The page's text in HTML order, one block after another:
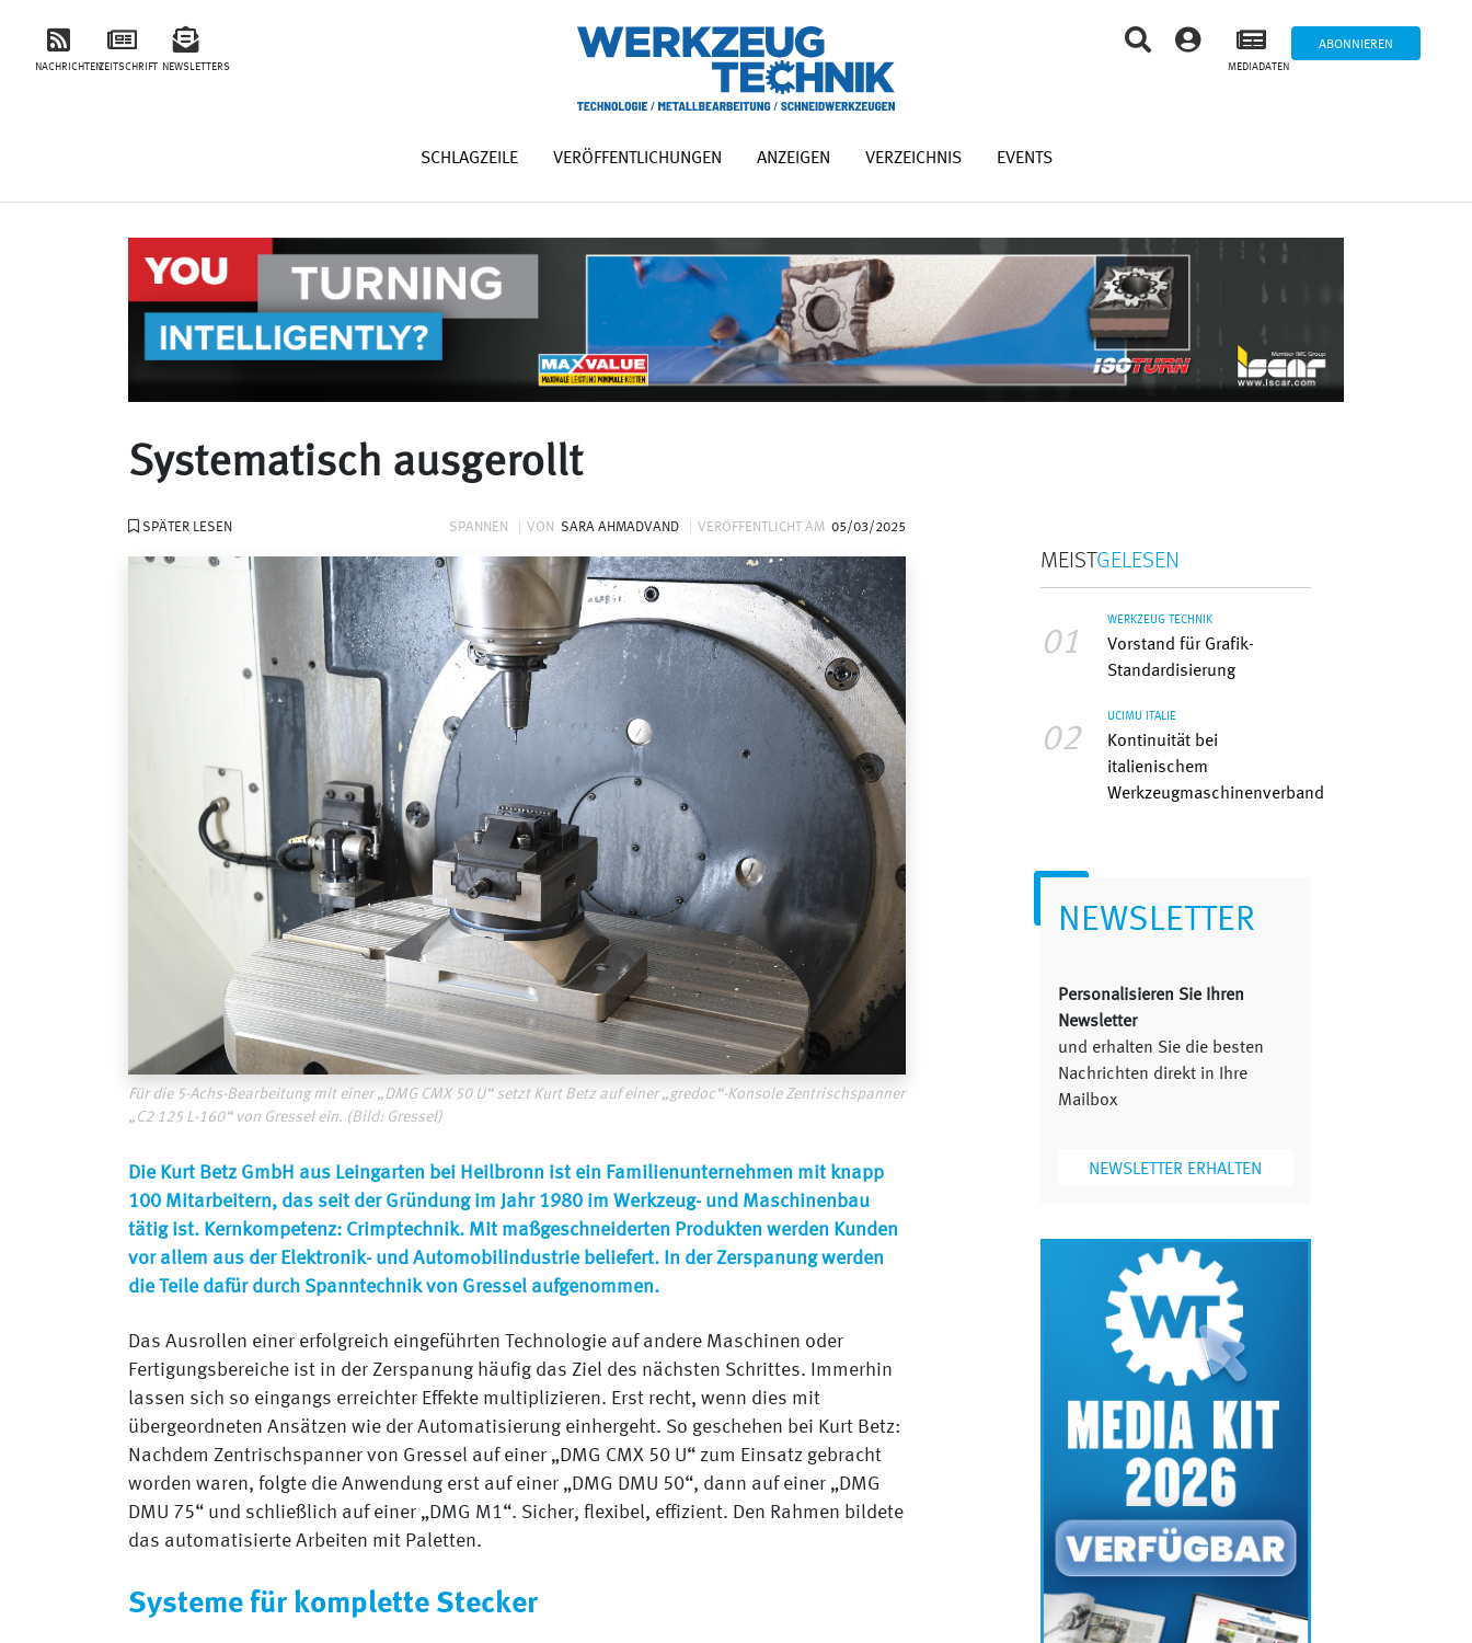
NACHRICHTENZEITSCHRIFT NEWSLETTERS MEDIADATEN
ABONNIEREN
SCHLAGZEILE VERÖFFENTLICHUNGEN ANZEIGEN VERZEICHNIS EVENTS
Systematisch ausgerollt
SPÄTER LESEN SPANNEN VON SARA AHMADVAND VERÖFFENTLICHT AM 05/03/2025
Für die 5-Achs-Bearbeitung mit einer „DMG CMX 50 U“ setzt Kurt Betz auf einer „gredoc“-Konsole Zentrischspanner
„C2 125 L-160“ von Gressel ein. (Bild: Gressel)
Die Kurt Betz GmbH aus Leingarten bei Heilbronn ist ein Familienunternehmen mit knapp
100 Mitarbeitern, das seit der Gründung im Jahr 1980 im Werkzeug- und Maschinenbau
tätig ist. Kernkompetenz: Crimptechnik. Mit maßgeschneiderten Produkten werden Kunden
vor allem aus der Elektronik- und Automobilindustrie beliefert. In der Zerspanung werden
die Teile dafür durch Spanntechnik von Gressel aufgenommen.
Das Ausrollen einer erfolgreich eingeführten Technologie auf andere Maschinen oder
Fertigungsbereiche ist in der Zerspanung häufig das Ziel des nächsten Schrittes. Immerhin
lassen sich so eingangs erreichter Effekte multiplizieren. Erst recht, wenn dies mit
übergeordneten Ansätzen wie der Automatisierung einhergeht. So geschehen bei Kurt Betz:
Nachdem Zentrischspanner von Gressel auf einer „DMG CMX 50 U“ zum Einsatz gebracht
worden waren, folgte die Anwendung erst auf einer „DMG DMU 50“, dann auf einer „DMG
DMU 75“ und schließlich auf einer „DMG M1“. Sicher, flexibel, effizient. Den Rahmen bildete
das automatisierte Arbeiten mit Paletten.
Systeme für komplette Stecker
MEISTGELESEN
01
WERKZEUG TECHNIK
Vorstand für Grafik-
Standardisierung
02
UCIMU ITALIE
Kontinuität bei
italienischem
Werkzeugmaschinenverband
NEWSLETTER
Personalisieren Sie Ihren
Newsletter
und erhalten Sie die besten
Nachrichten direkt in Ihre
Mailbox
NEWSLETTER ERHALTEN